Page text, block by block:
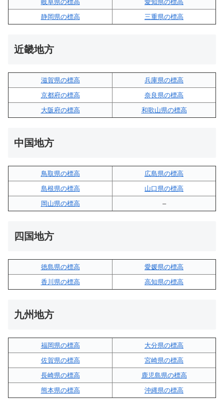
岐阜県の標高
愛知県の標高
静岡県の標高
三重県の標高
近畿地方
滋賀県の標高
兵庫県の標高
京都府の標高
奈良県の標高
大阪府の標高
和歌山県の標高
中国地方
鳥取県の標高
広島県の標高
島根県の標高
山口県の標高
岡山県の標高
–
四国地方
徳島県の標高
愛媛県の標高
香川県の標高
高知県の標高
九州地方
福岡県の標高
大分県の標高
佐賀県の標高
宮崎県の標高
長崎県の標高
鹿児島県の標高
熊本県の標高
沖縄県の標高